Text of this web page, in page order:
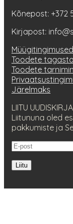
Kõnepost: +372
Kirjapost:
Müügitingimused
Toodete
Toodete
Järelmaks
LIITU
Liitununa oled
pakkumiste ja
Liitu